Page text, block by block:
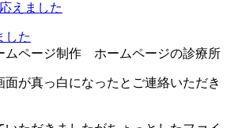
えました
した
面が真っ白になったとご連絡いただき